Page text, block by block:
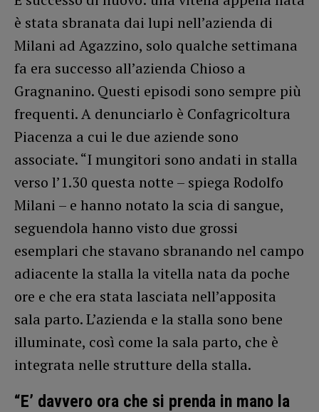
è stata sbranata dai lupi nell’azienda di
Milani ad Agazzino, solo qualche settimana
fa era successo all’azienda Chioso a
Gragnanino. Questi episodi sono sempre più
frequenti. A denunciarlo è Confagricoltura
Piacenza a cui le due aziende sono
associate. “I mungitori sono andati in stalla
verso l’1.30 questa notte – spiega Rodolfo
Milani – e hanno notato la scia di sangue,
seguendola hanno visto due grossi
esemplari che stavano sbranando nel campo
adiacente la stalla la vitella nata da poche
ore e che era stata lasciata nell’apposita
sala parto. L’azienda e la stalla sono bene
illuminate, così come la sala parto, che è
integrata nelle strutture della stalla.
“E’ davvero ora che si prenda in mano la